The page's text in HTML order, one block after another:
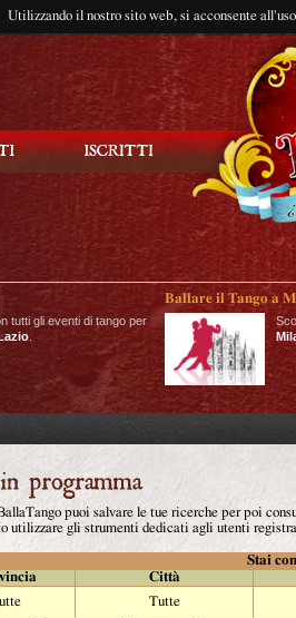
Utilizzando il nostro sito web, si acconsente
tutti gli eventi di tango per
Ballare il Tango a
puoi salvare le tue ricerche per poi
utilizzare gli strumenti dedicati agli utenti
Stai
Città
Tutte